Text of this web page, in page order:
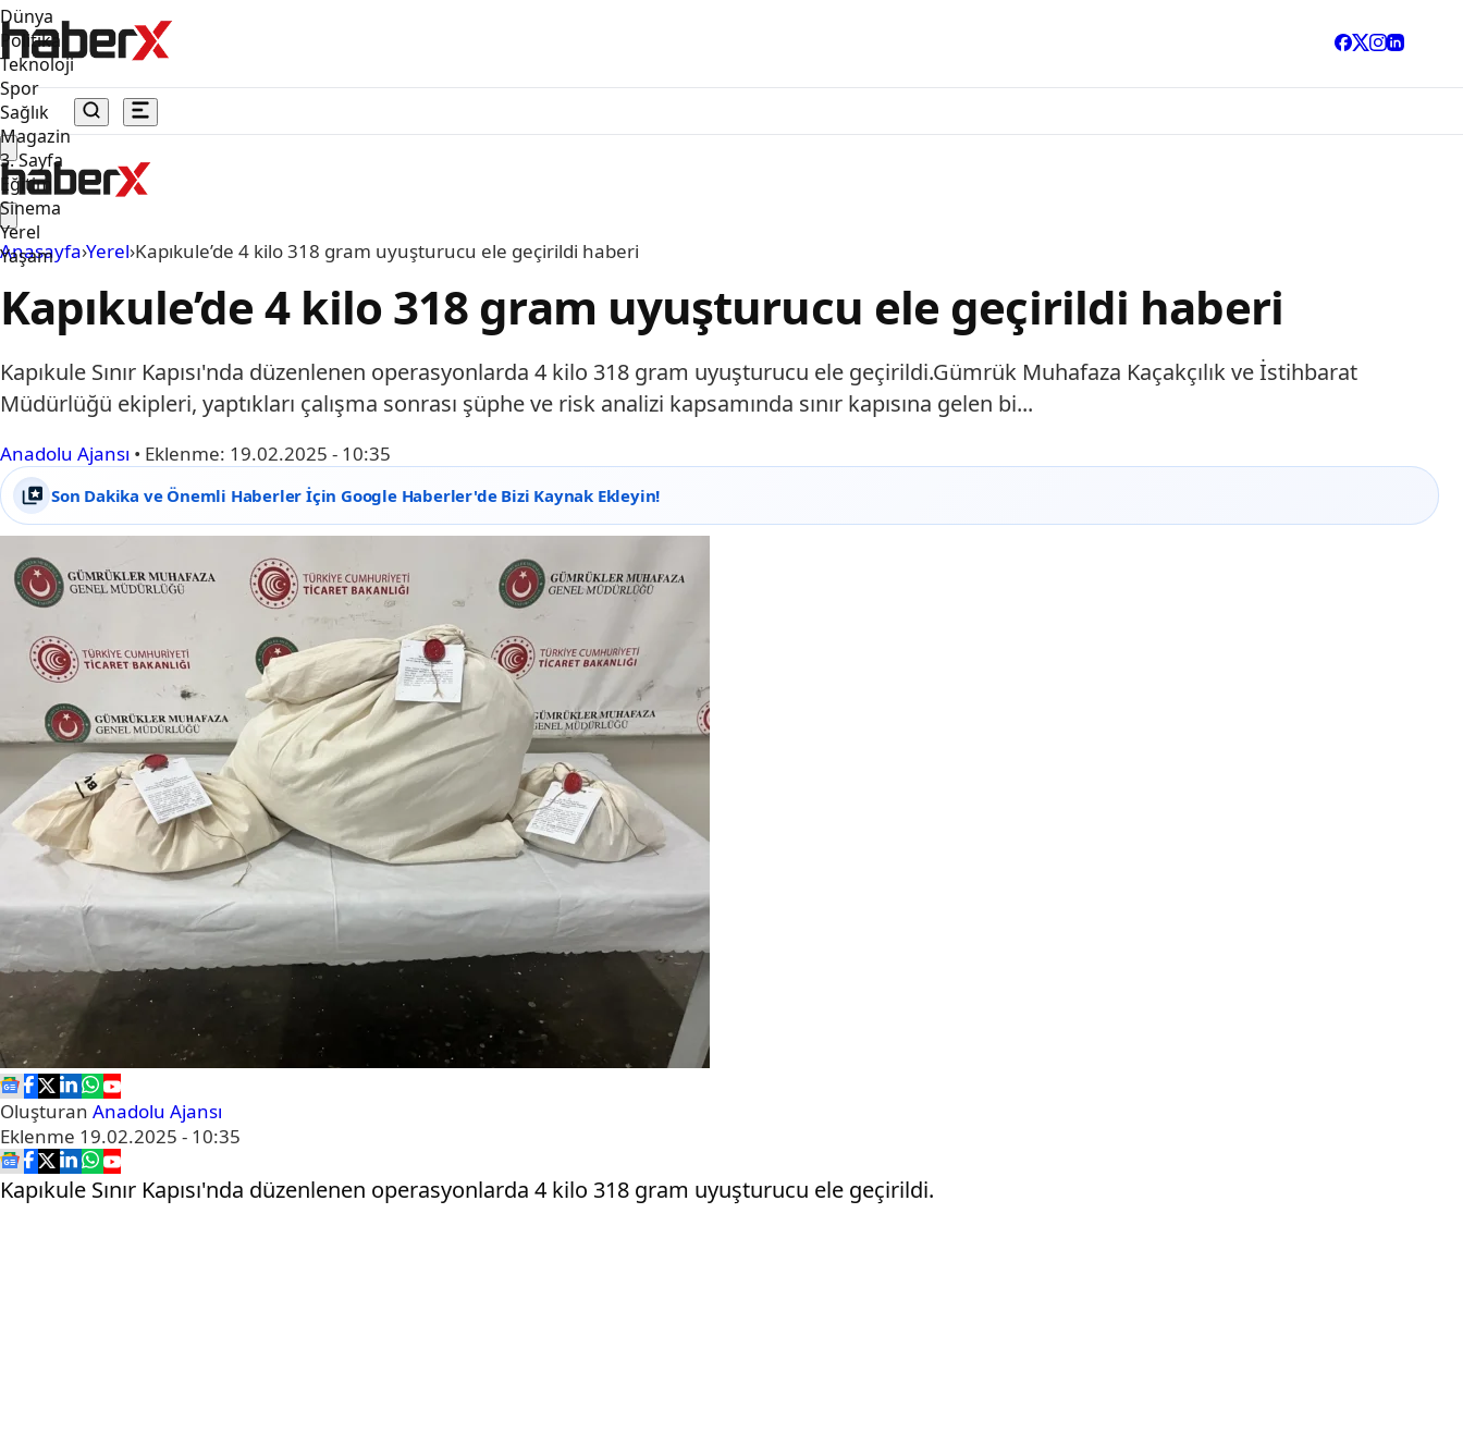
Dünya
Politika
Teknoloji
Spor
Sağlık
Magazin
3. Sayfa
Eğitim
Sinema
Yerel
Yaşam
Anasayfa›Yerel›Kapıkule’de 4 kilo 318 gram uyuşturucu ele geçirildi haberi
Kapıkule’de 4 kilo 318 gram uyuşturucu ele geçirildi haberi
Kapıkule Sınır Kapısı'nda düzenlenen operasyonlarda 4 kilo 318 gram uyuşturucu ele geçirildi.Gümrük Muhafaza Kaçakçılık ve İstihbarat
Müdürlüğü ekipleri, yaptıkları çalışma sonrası şüphe ve risk analizi kapsamında sınır kapısına gelen bi...
Anadolu Ajansı • Eklenme: 19.02.2025 - 10:35
Son Dakika ve Önemli Haberler İçin Google Haberler'de Bizi Kaynak Ekleyin!
Oluşturan Anadolu Ajansı
Eklenme 19.02.2025 - 10:35
Kapıkule Sınır Kapısı'nda düzenlenen operasyonlarda 4 kilo 318 gram uyuşturucu ele geçirildi.